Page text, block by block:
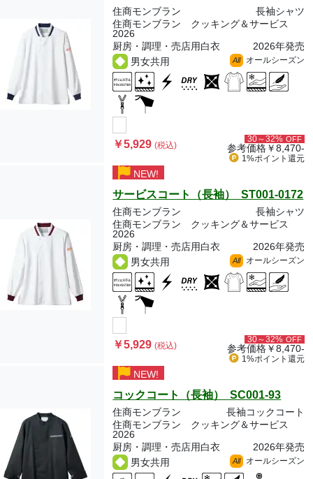
住商モンブラン
長袖シャツ
住商モンブラン クッキング＆サービス
2026
厨房・調理・売店用白衣
2026年発売
男女共用
All オールシーズン
￥5,929(税込)
30～32% OFF
参考価格￥8,470-
1%ポイント 還元
NEW!
サービスコート（長袖） ST001-0172
住商モンブラン
長袖シャツ
住商モンブラン クッキング＆サービス
2026
厨房・調理・売店用白衣
2026年発売
男女共用
All オールシーズン
￥5,929(税込)
30～32% OFF
参考価格￥8,470-
1%ポイント 還元
NEW!
コックコート（長袖） SC001-93
住商モンブラン
長袖コックコート
住商モンブラン クッキング＆サービス
2026
厨房・調理・売店用白衣
2026年発売
男女共用
All オールシーズン